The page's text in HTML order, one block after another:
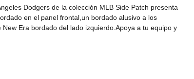
Dodgers de la colección MLB Side Patch presenta
en el panel frontal,un bordado alusivo a los
Era bordado del lado izquierdo.Apoya a tu equipo y